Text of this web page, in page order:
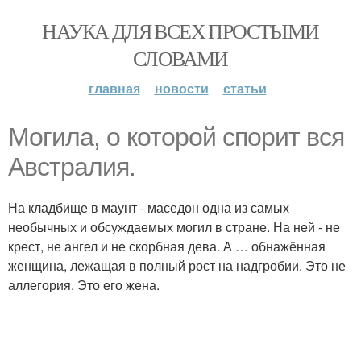
НАУКА ДЛЯ ВСЕХ ПРОСТЫМИ
СЛОВАМИ
главная новости статьи
Могила, о которой спорит вся
Австралия.
На кладбище в маунт - маседон одна из самых
необычных и обсуждаемых могил в стране. На ней - не
крест, не ангел и не скорбная дева. А … обнажённая
женщина, лежащая в полный рост на надгробии. Это не
аллегория. Это его жена.